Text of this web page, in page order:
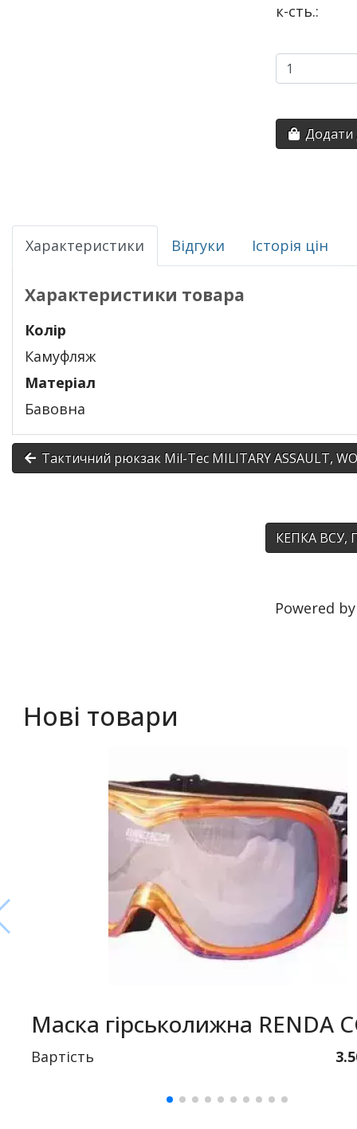
к-сть.:
Додати
Характеристики Відгуки Історія цін
Характеристики товара
Колір
Камуфляж
Матеріал
Бавовна
Тактичний рюкзак Mil-Tec MILITARY ASSAULT,
КЕПКА ВСУ,
Powered
Нові товари
Маска гірськолижна RENDA
Вартість